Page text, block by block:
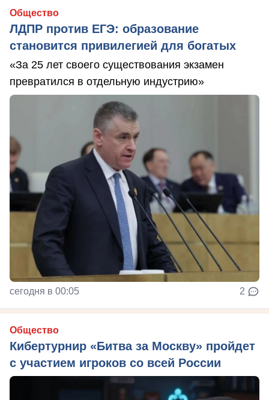
Общество
ЛДПР против ЕГЭ: образование
становится привилегией для богатых
«За 25 лет своего существования экзамен
превратился в отдельную индустрию»
сегодня в 00:05 2
Общество
Кибертурнир «Битва за Москву» пройдет
с участием игроков со всей России